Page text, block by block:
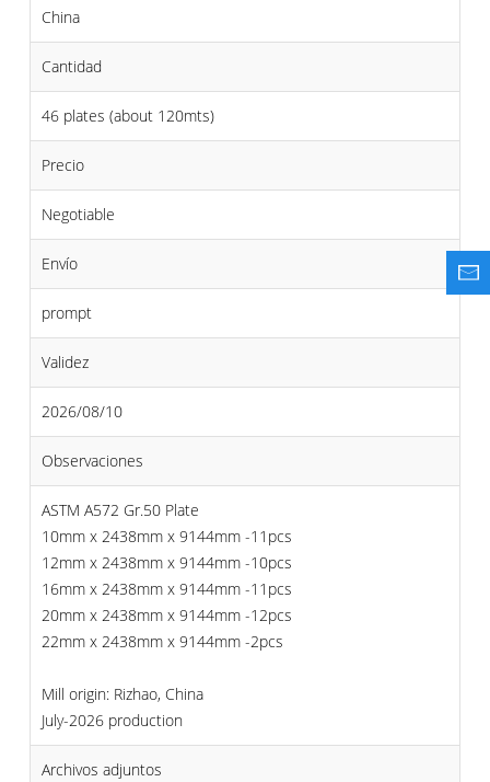
China
Cantidad
46 plates (about 120mts)
Precio
Negotiable
Envío
prompt
Validez
2026/08/10
Observaciones
ASTM A572 Gr.50 Plate
10mm x 2438mm x 9144mm -11pcs
12mm x 2438mm x 9144mm -10pcs
16mm x 2438mm x 9144mm -11pcs
20mm x 2438mm x 9144mm -12pcs
22mm x 2438mm x 9144mm -2pcs
Mill origin: Rizhao, China
July-2026 production
Archivos adjuntos